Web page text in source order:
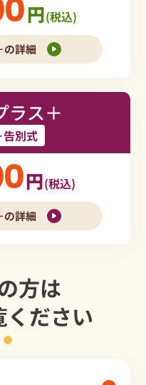
円(税込)
の詳細
ラス＋
告別式
円(税込)
の詳細
方は
ください